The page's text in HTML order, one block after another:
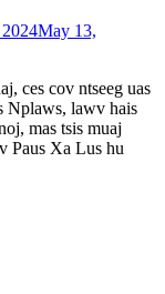
2024May 13,
ces cov ntseeg uas
Nplaws, lawv hais
mas tsis muaj
Paus Xa Lus hu